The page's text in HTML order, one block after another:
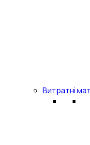
Витратні